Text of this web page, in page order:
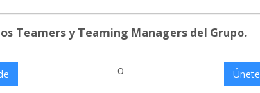
Teamers y Teaming Managers del Grupo.
o Únete